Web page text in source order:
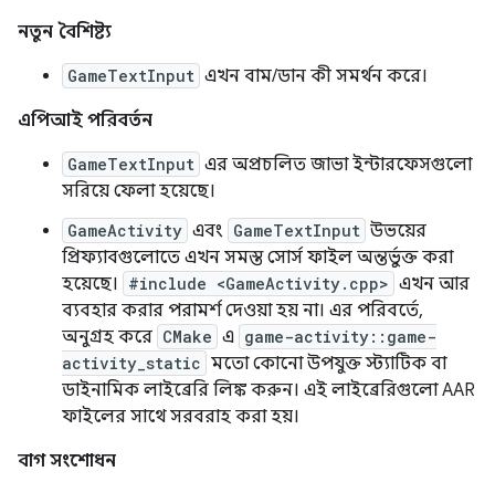
নতুন বৈশিষ্ট্য
GameTextInput এখন বাম/ডান কী সমর্থন করে।
এপিআই পরিবর্তন
GameTextInput এর অপ্রচলিত জাভা ইন্টারফেসগুলো
সরিয়ে ফেলা হয়েছে।
GameActivity এবং GameTextInput উভয়ের
প্রিফ্যাবগুলোতে এখন সমস্ত সোর্স ফাইল অন্তর্ভুক্ত করা
হয়েছে।
#include <GameActivity.cpp> এখন আর
ব্যবহার করার পরামর্শ দেওয়া হয় না। এর পরিবর্তে,
অনুগ্রহ করে CMake এ game-activity::game-
activity_static মতো কোনো উপযুক্ত স্ট্যাটিক বা
ডাইনামিক লাইব্রেরি লিঙ্ক করুন। এই লাইব্রেরিগুলো AAR
ফাইলের সাথে সরবরাহ করা হয়।
বাগ সংশোধন